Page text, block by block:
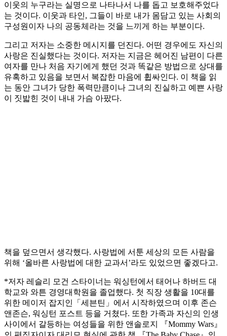
이웃의 누구라는 실명으로 나타나서 나를 돕고 보호해주었다
는 것이다. 이웃과 타인, 그들이 바로 내가 몸담고 있는 사회의
구성원이자 나의 공동체라는 것을 느끼게 하는 부분이다.
그리고 저자는 소중한 메시지를 던진다. 어떤 경우에도 자신의
사랑은 진실했다는 것이다. 저자는 지금은 헤어진 남편이 다른
여자를 만나 처음 자기에게 했던 것과 똑같은 방법으로 상대를
유혹하고 있음을 보면서 복잡한 마음에 휩싸인다. 이 책을 읽
는 동안 그녀가 당한 폭력만큼이나 그녀의 진실하고 예쁜 사랑
이 짓밟힌 것이 내내 가슴 아팠다.
책을 덮으면서 생각했다. 사랑법에 서툰 세상의 모든 사람을
위해 ‘올바른 사랑법에 대한 교과서’라도 있었으면 좋겠다고.
*저자 레슬리 모건 스타이너는 워싱턴에서 태어나 하버드 대
학교와 와튼 경영대학원을 졸업했다. 첫 직장 생활을 10대를
위한 메이저 잡지인「세븐틴」에서 시작하였으며 이후 존슨
앤존슨, 워싱턴 포스트 등을 거쳤다. 또한 가족과 자신의 인생
사이에서 갈등하는 여성들을 위한 앤솔로지 『Mommy Wars』